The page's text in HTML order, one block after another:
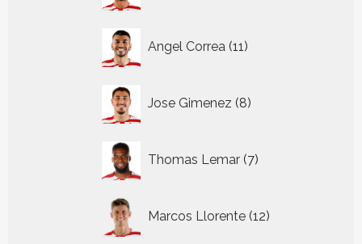
Angel Correa 11
producten
Jose Gimenez 8
producten
Thomas Lemar 7
producten
Marcos Llorente 12
producten